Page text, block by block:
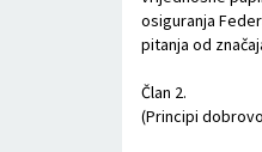
osiguranja
pitanja od
Član 2.
(Principi